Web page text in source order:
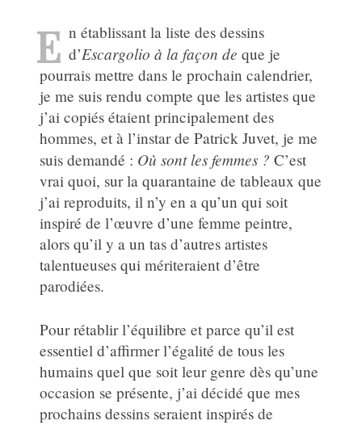
E n établissant la liste des dessins
d’Escargolio à la façon de que je
pourrais mettre dans le prochain calendrier,
je me suis rendu compte que les artistes que
j’ai copiés étaient principalement des
hommes, et à l’instar de Patrick Juvet, je me
suis demandé : Où sont les femmes ? C’est
vrai quoi, sur la quarantaine de tableaux que
j’ai reproduits, il n’y en a qu’un qui soit
inspiré de l’œuvre d’une femme peintre,
alors qu’il y a un tas d’autres artistes
talentueuses qui mériteraient d’être
parodiées.
Pour rétablir l’équilibre et parce qu’il est
essentiel d’affirmer l’égalité de tous les
humains quel que soit leur genre dès qu’une
occasion se présente, j’ai décidé que mes
prochains dessins seraient inspirés de